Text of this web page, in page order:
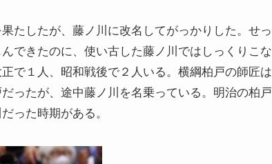
たしたが、藤ノ川に改名してがっかりした。せっ
できたのに、使い古した藤ノ川ではしっくりこな
で１人、昭和戦後で２人いる。横綱柏戸の師匠は
ったが、途中藤ノ川を名乗っている。明治の柏戸
った時期がある。